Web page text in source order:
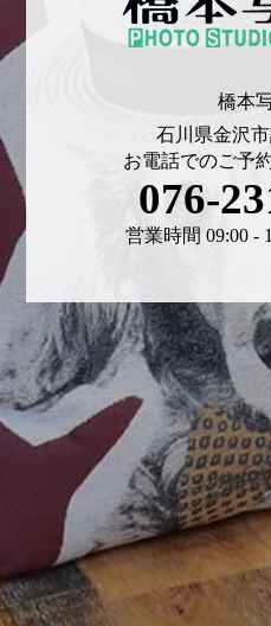
橋本
石川県金沢
お電話でのご予
076-
営業時間 09:00 -